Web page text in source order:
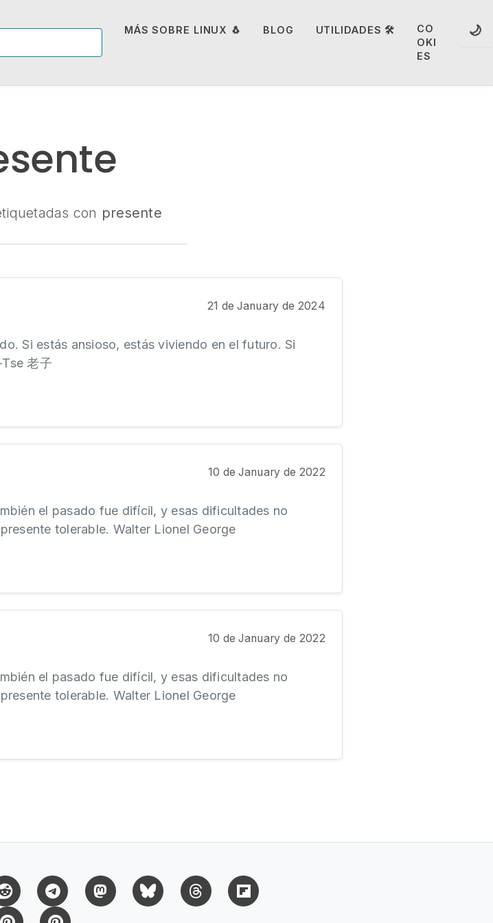
MÁS SOBRE LINUX 🐧 BLOG UTILIDADES 🛠️
CO
OKI
ES
🌙
con presente
21 de January de 2024
Si estás ansioso, estás viviendo en el futuro. Si
老子
10 de January de 2022
el pasado fue difícil, y esas dificultades no
tolerable. Walter Lionel George
10 de January de 2022
el pasado fue difícil, y esas dificultades no
tolerable. Walter Lionel George
Reddit Telegram MastodonBluesky Threads
Pinterest